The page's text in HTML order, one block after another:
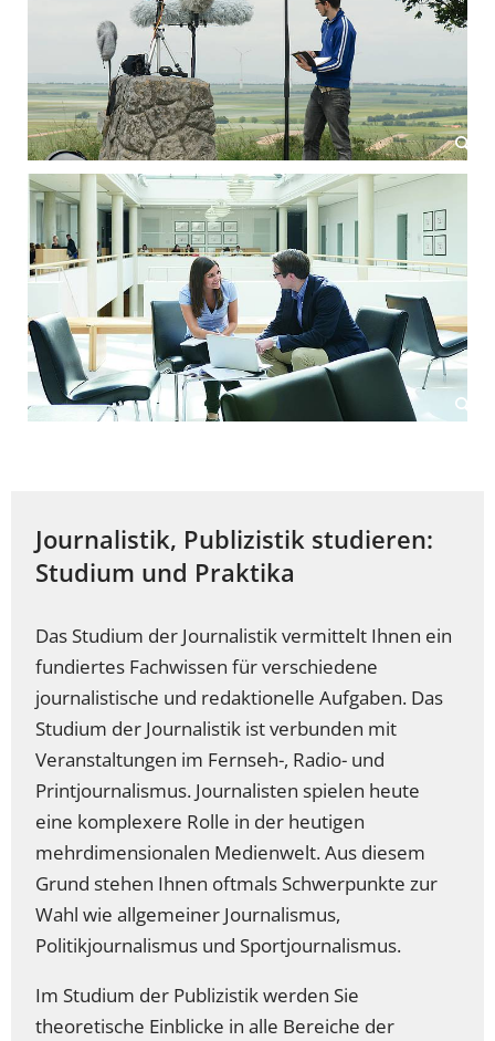
Journalistik, Publizistik studieren:
Studium und Praktika
Das Studium der Journalistik vermittelt Ihnen ein
fundiertes Fachwissen für verschiedene
journalistische und redaktionelle Aufgaben. Das
Studium der Journalistik ist verbunden mit
Veranstaltungen im Fernseh-, Radio- und
Printjournalismus. Journalisten spielen heute
eine komplexere Rolle in der heutigen
mehrdimensionalen Medienwelt. Aus diesem
Grund stehen Ihnen oftmals Schwerpunkte zur
Wahl wie allgemeiner Journalismus,
Politikjournalismus und Sportjournalismus.
Im Studium der Publizistik werden Sie
theoretische Einblicke in alle Bereiche der